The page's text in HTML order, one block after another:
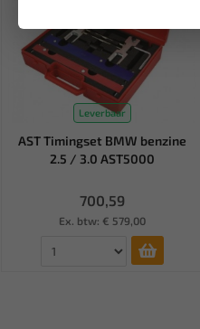
Leverbaar
AST Timingset BMW benzine
2.5 / 3.0 AST5000
700,59
Ex. btw: € 579,00